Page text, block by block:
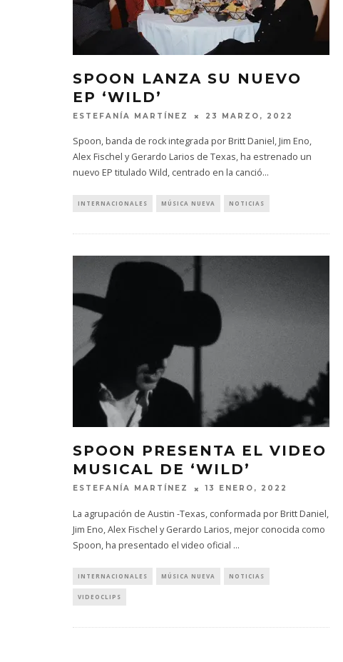
SPOON LANZA SU NUEVO
EP ‘WILD’
ESTEFANÍA MARTÍNEZ 23 MARZO, 2022
Spoon, banda de rock integrada por Britt Daniel, Jim Eno,
Alex Fischel y Gerardo Larios de Texas, ha estrenado un
nuevo EP titulado Wild, centrado en la canció...
INTERNACIONALES MÚSICA NUEVA NOTICIAS
SPOON PRESENTA EL VIDEO
MUSICAL DE ‘WILD’
ESTEFANÍA MARTÍNEZ 13 ENERO, 2022
La agrupación de Austin -Texas, conformada por Britt Daniel,
Jim Eno, Alex Fischel y Gerardo Larios, mejor conocida como
Spoon, ha presentado el video oficial ...
INTERNACIONALES MÚSICA NUEVA NOTICIAS
VIDEOCLIPS